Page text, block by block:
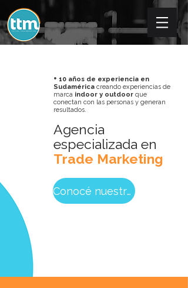
+ 10 años de experiencia en
Sudamérica creando experiencias de
marca indoor y outdoor que
conectan con las personas y generan
resultados.
Agencia
especializada en
Trade Marketing
Conocé nuestros servicios